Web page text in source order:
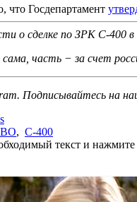
что Госдепартамент
о сделке по ЗРК С-400
часть − за счет
Подписывайтесь на
, С-400
текст и